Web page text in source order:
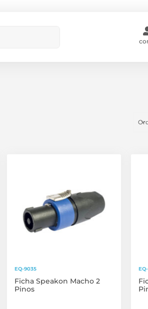
EQ-9035
Ficha Speakon Macho 2
Pinos